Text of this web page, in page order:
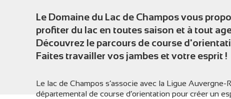
Le Domaine du Lac de Champos vous
profiter du lac en toutes saison et à tout
Découvrez le parcours de course
Faites travailler vos jambes et votre esprit !
Le lac de Champos s’associe avec la Ligue
départemental de course d’orientation pour créer un